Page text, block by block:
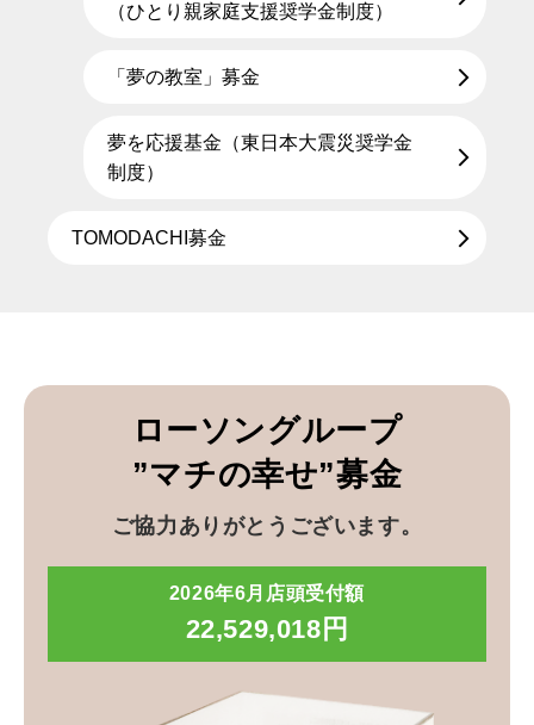
（ひとり親家庭支援奨学金制度）
「夢の教室」募金
夢を応援基金（東日本大震災奨学金
制度）
TOMODACHI募金
ローソングループ
”マチの幸せ”募金
ご協力ありがとうございます。
2026年6月店頭受付額
22,529,018円